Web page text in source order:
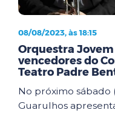
08/08/2023, às 18:15
Orquestra
vencedores do
Teatro Padre
No próximo sábado
Guarulhos